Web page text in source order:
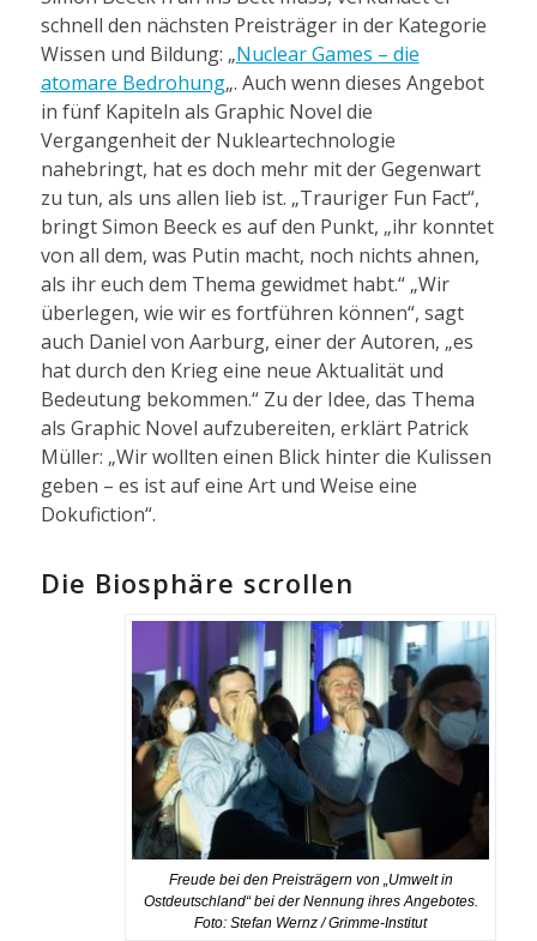
schnell den nächsten Preisträger in der Kategorie
Wissen und Bildung: „Nuclear Games – die
atomare Bedrohung„. Auch wenn dieses Angebot
in fünf Kapiteln als Graphic Novel die
Vergangenheit der Nukleartechnologie
nahebringt, hat es doch mehr mit der Gegenwart
zu tun, als uns allen lieb ist. „Trauriger Fun Fact“,
bringt Simon Beeck es auf den Punkt, „ihr konntet
von all dem, was Putin macht, noch nichts ahnen,
als ihr euch dem Thema gewidmet habt.“ „Wir
überlegen, wie wir es fortführen können“, sagt
auch Daniel von Aarburg, einer der Autoren, „es
hat durch den Krieg eine neue Aktualität und
Bedeutung bekommen.“ Zu der Idee, das Thema
als Graphic Novel aufzubereiten, erklärt Patrick
Müller: „Wir wollten einen Blick hinter die Kulissen
geben – es ist auf eine Art und Weise eine
Dokufiction“.
Die Biosphäre scrollen
Freude bei den Preisträgern von „Umwelt in
Ostdeutschland“ bei der Nennung ihres Angebotes.
Foto: Stefan Wernz / Grimme-Institut